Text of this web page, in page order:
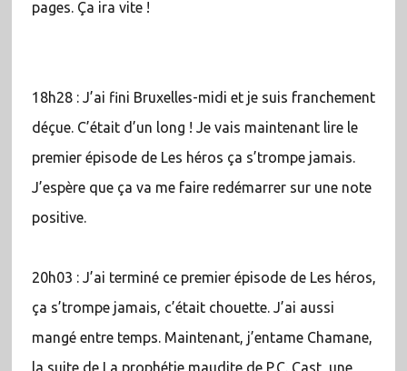
pages. Ça ira vite !
18h28 : J’ai fini Bruxelles-midi et je suis franchement
déçue. C’était d’un long ! Je vais maintenant lire le
premier épisode de Les héros ça s’trompe jamais.
J’espère que ça va me faire redémarrer sur une note
positive.
20h03 : J’ai terminé ce premier épisode de Les héros,
ça s’trompe jamais, c’était chouette. J’ai aussi
mangé entre temps. Maintenant, j’entame Chamane,
la suite de La prophétie maudite de P.C. Cast, une